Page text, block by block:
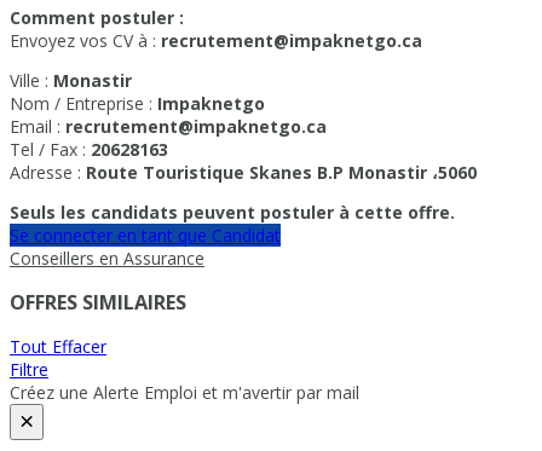
Comment postuler :
Envoyez vos CV à : recrutement@impaknetgo.ca
Ville : Monastir
Nom / Entreprise : Impaknetgo
Email : recrutement@impaknetgo.ca
Tel / Fax : 20628163
Adresse : Route Touristique Skanes B.P Monastir ،5060
Seuls les candidats peuvent postuler à cette offre.
Se connecter en tant que Candidat
Conseillers en Assurance
OFFRES SIMILAIRES
Tout Effacer
Filtre
Créez une Alerte Emploi et m'avertir par mail
×